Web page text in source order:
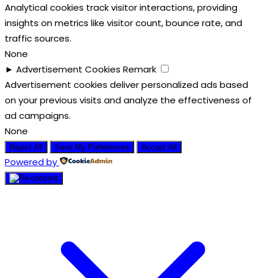
Analytical cookies track visitor interactions, providing
insights on metrics like visitor count, bounce rate, and
traffic sources.
None
► Advertisement Cookies Remark
Advertisement cookies deliver personalized ads based
on your previous visits and analyze the effectiveness of
ad campaigns.
None
Reject All Save My Preferences Accept All
Powered by